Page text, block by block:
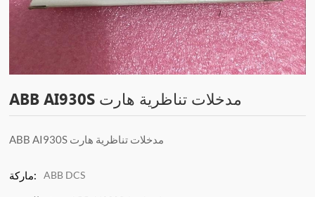
ABB AI930S مدخلات تناظرية هارت
ABB AI930S مدخلات تناظرية هارت
ماركة: ABB DCS